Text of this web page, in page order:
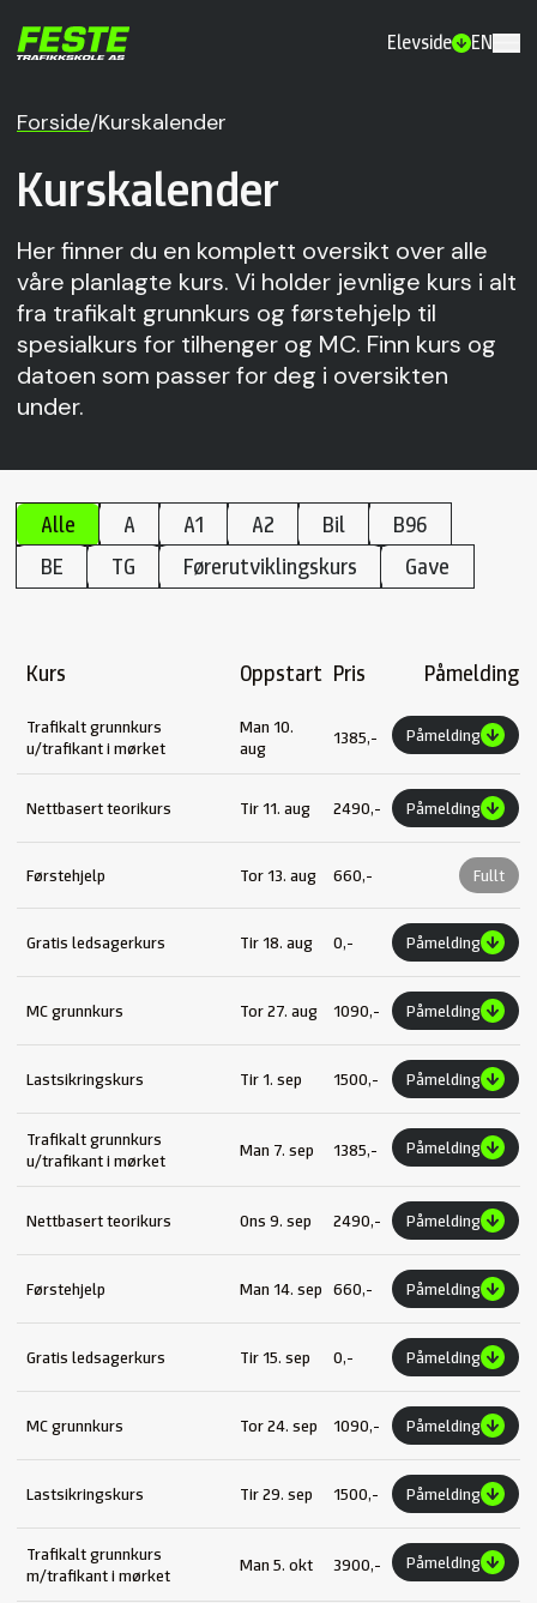
Elevside EN
Forside/Kurskalender
Kurskalender
Her finner du en komplett oversikt over alle
våre planlagte kurs. Vi holder jevnlige kurs i alt
fra trafikalt grunnkurs og førstehjelp til
spesialkurs for tilhenger og MC. Finn kurs og
datoen som passer for deg i oversikten
under.
Alle A A1 A2 Bil
B96
BE
TG Førerutviklingskurs Gave
Kurs Oppstart Pris Påmelding
Trafikalt grunnkurs
u/trafikant i mørket
Man 10.
aug
1385,- Påmelding
Nettbasert teorikurs Tir 11. aug 2490,- Påmelding
Førstehjelp Tor 13. aug 660,- Fullt
Gratis ledsagerkurs Tir 18. aug 0,- Påmelding
MC grunnkurs Tor 27. aug 1090,- Påmelding
Lastsikringskurs Tir 1. sep 1500,- Påmelding
Trafikalt grunnkurs
u/trafikant i mørket
Man 7. sep 1385,- Påmelding
Nettbasert teorikurs Ons 9. sep 2490,- Påmelding
Førstehjelp Man 14. sep 660,- Påmelding
Gratis ledsagerkurs Tir 15. sep 0,- Påmelding
MC grunnkurs Tor 24. sep 1090,- Påmelding
Lastsikringskurs Tir 29. sep 1500,- Påmelding
Trafikalt grunnkurs
m/trafikant i mørket
Man 5. okt 3900,- Påmelding